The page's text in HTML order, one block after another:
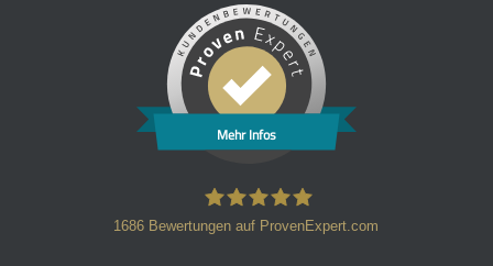
Mehr Infos
1686 Bewertungen auf ProvenExpert.com